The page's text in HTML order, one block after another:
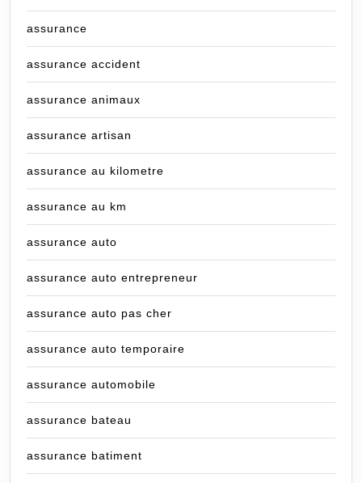
assurance
assurance accident
assurance animaux
assurance artisan
assurance au kilometre
assurance au km
assurance auto
assurance auto entrepreneur
assurance auto pas cher
assurance auto temporaire
assurance automobile
assurance bateau
assurance batiment